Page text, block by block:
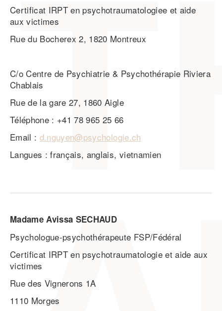
Certificat IRPT en psychotraumatologiee et aide
aux victimes
Rue du Bocherex 2, 1820 Montreux
C/o Centre de Psychiatrie & Psychothérapie Riviera
Chablais
Rue de la gare 27, 1860 Aigle
Téléphone : +41 78 965 25 66
Email : d.nguyen@psychologie.ch
Langues : français, anglais, vietnamien
Madame Avissa SECHAUD
Psychologue-psychothérapeute FSP/Fédéral
Certificat IRPT en psychotraumatologie et aide aux
victimes
Rue des Vignerons 1A
1110 Morges